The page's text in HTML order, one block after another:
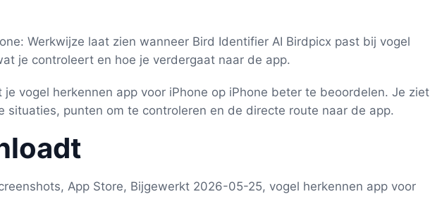
Werkwijze laat zien wanneer Bird Identifier AI Birdpicx past bij vogel
je controleert en hoe je verdergaat naar de app.
vogel herkennen app voor iPhone op iPhone beter te beoordelen. Je ziet
situaties, punten om te controleren en de directe route naar de app.
App Store, Bijgewerkt 2026-05-25, vogel herkennen app voor